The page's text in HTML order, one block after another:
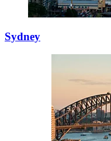
Sydney